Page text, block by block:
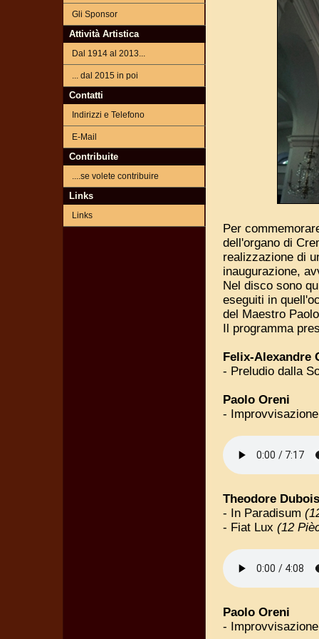
Gli Sponsor
Attività Artistica
Dal 1914 al 2013...
... dal 2015 in poi
Contatti
Indirizzi e Telefono
E-Mail
Contribuite
....se volete contribuire
Links
Links
Per
dell'organo di
realizzazione di
inaugurazione,
Nel disco sono
eseguiti in
del Maestro
Il programma
Felix-Alexandre
- Preludio dalla
Paolo Oreni
-
Theodore
- In Paradisum
- Fiat Lux (12
Paolo Oreni
-